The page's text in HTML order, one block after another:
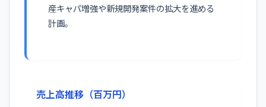
産キャパ増強や新規開発案件の拡大を進める
計画。
売上高推移（百万円）